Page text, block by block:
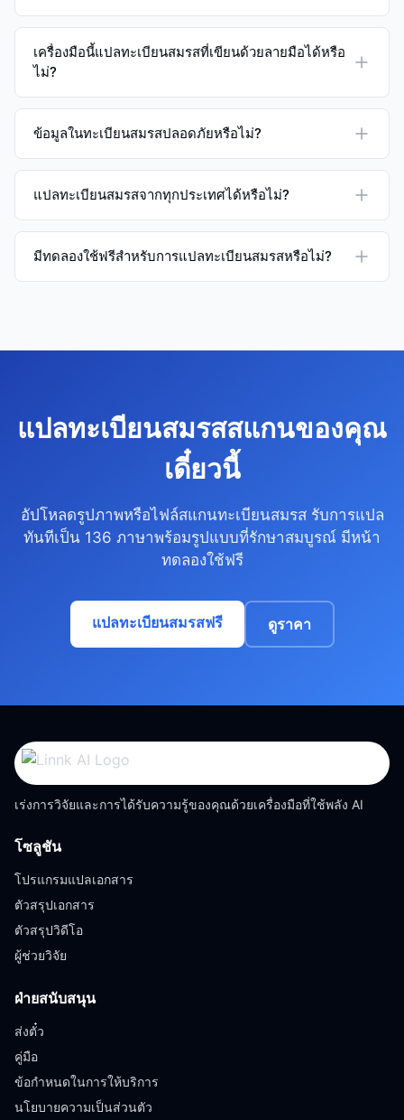
เครื่องมือนี้แปลทะเบียนสมรสที่เขียนด้วยลายมือได้หรือ
ไม่?
ข้อมูลในทะเบียนสมรสปลอดภัยหรือไม่?
แปลทะเบียนสมรสจากทุกประเทศได้หรือไม่?
มีทดลองใช้ฟรีสำหรับการแปลทะเบียนสมรสหรือไม่?
แปลทะเบียนสมรสสแกนของคุณ
เดี๋ยวนี้
อัปโหลดรูปภาพหรือไฟล์สแกนทะเบียนสมรส รับการแปล
ทันทีเป็น 136 ภาษาพร้อมรูปแบบที่รักษาสมบูรณ์ มีหน้า
ทดลองใช้ฟรี
แปลทะเบียนสมรสฟรี ดูราคา
เร่งการวิจัยและการได้รับความรู้ของคุณด้วยเครื่องมือที่ใช้พลัง AI
โซลูชัน
โปรแกรมแปลเอกสาร
ตัวสรุปเอกสาร
ตัวสรุปวิดีโอ
ผู้ช่วยวิจัย
ฝ่ายสนับสนุน
ส่งตั๋ว
คู่มือ
ข้อกำหนดในการให้บริการ
นโยบายความเป็นส่วนตัว